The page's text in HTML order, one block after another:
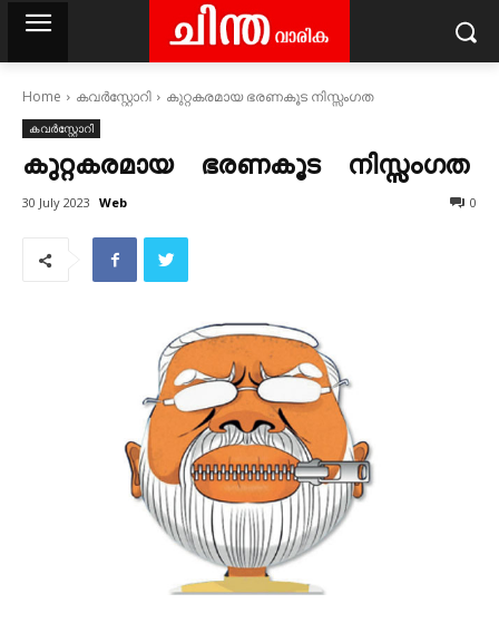
Home കവര്‍സ്റ്റോറി കുറ്റകരമായ ഭരണകൂട നിസ്സംഗത
കവര്‍സ്റ്റോറി
കുറ്റകരമായ ഭരണകൂട നിസ്സംഗത
30 July 2023 Web 0